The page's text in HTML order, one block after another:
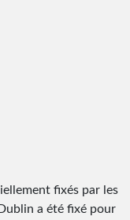
fixés par les
a été fixé pour